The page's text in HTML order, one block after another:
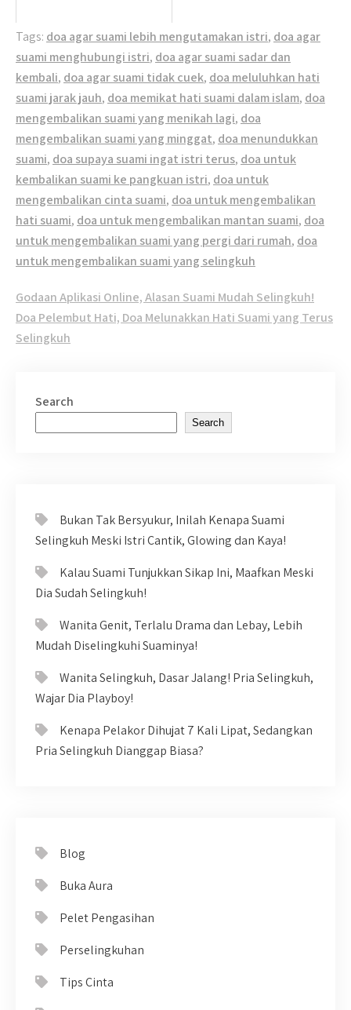
Tags: doa agar suami lebih mengutamakan istri, doa agar
suami menghubungi istri, doa agar suami sadar dan
kembali, doa agar suami tidak cuek, doa meluluhkan hati
suami jarak jauh, doa memikat hati suami dalam islam, doa
mengembalikan suami yang menikah lagi, doa
mengembalikan suami yang minggat, doa menundukkan
suami, doa supaya suami ingat istri terus, doa untuk
kembalikan suami ke pangkuan istri, doa untuk
mengembalikan cinta suami, doa untuk mengembalikan
hati suami, doa untuk mengembalikan mantan suami, doa
untuk mengembalikan suami yang pergi dari rumah, doa
untuk mengembalikan suami yang selingkuh
Post
navigation
Godaan Aplikasi Online, Alasan Suami Mudah Selingkuh!
Doa Pelembut Hati, Doa Melunakkan Hati Suami yang Terus
Selingkuh
Search
Search
Bukan Tak Bersyukur, Inilah Kenapa Suami
Selingkuh Meski Istri Cantik, Glowing dan Kaya!
Kalau Suami Tunjukkan Sikap Ini, Maafkan Meski
Dia Sudah Selingkuh!
Wanita Genit, Terlalu Drama dan Lebay, Lebih
Mudah Diselingkuhi Suaminya!
Wanita Selingkuh, Dasar Jalang! Pria Selingkuh,
Wajar Dia Playboy!
Kenapa Pelakor Dihujat 7 Kali Lipat, Sedangkan
Pria Selingkuh Dianggap Biasa?
Blog
Buka Aura
Pelet Pengasihan
Perselingkuhan
Tips Cinta